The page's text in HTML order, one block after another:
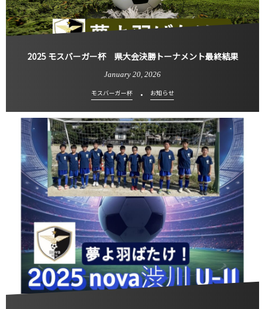
2025 モスバーガー杯 県大会決勝トーナメント最終結果
January 20, 2026
モスバーガー杯 お知らせ